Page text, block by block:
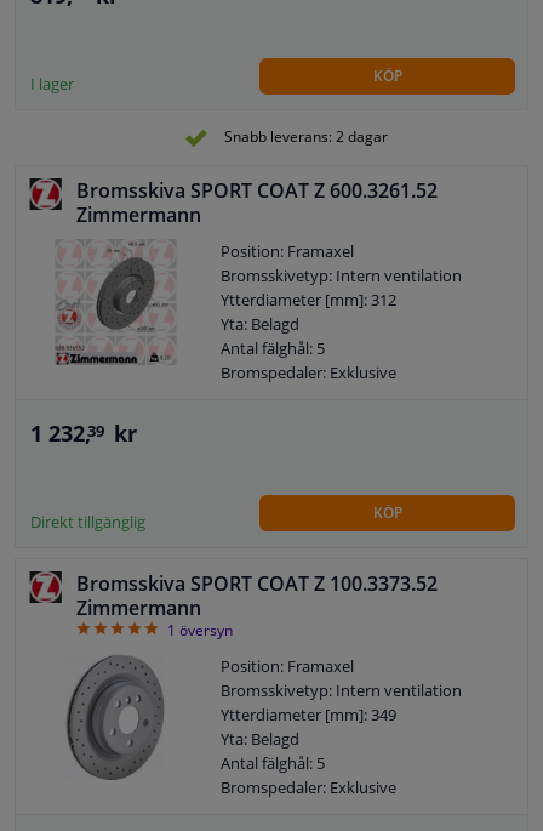
I lager KÖP
Snabb leverans: 2 dagar
Bromsskiva SPORT COAT Z 600.3261.52
Zimmermann
Position: Framaxel
Bromsskivetyp: Intern ventilation
Ytterdiameter [mm]: 312
Yta: Belagd
Antal fälghål: 5
Bromspedaler: Exklusive
1 232,39 kr
Direkt tillgänglig KÖP
Bromsskiva SPORT COAT Z 100.3373.52
Zimmermann
51 översyn
Position: Framaxel
Bromsskivetyp: Intern ventilation
Ytterdiameter [mm]: 349
Yta: Belagd
Antal fälghål: 5
Bromspedaler: Exklusive